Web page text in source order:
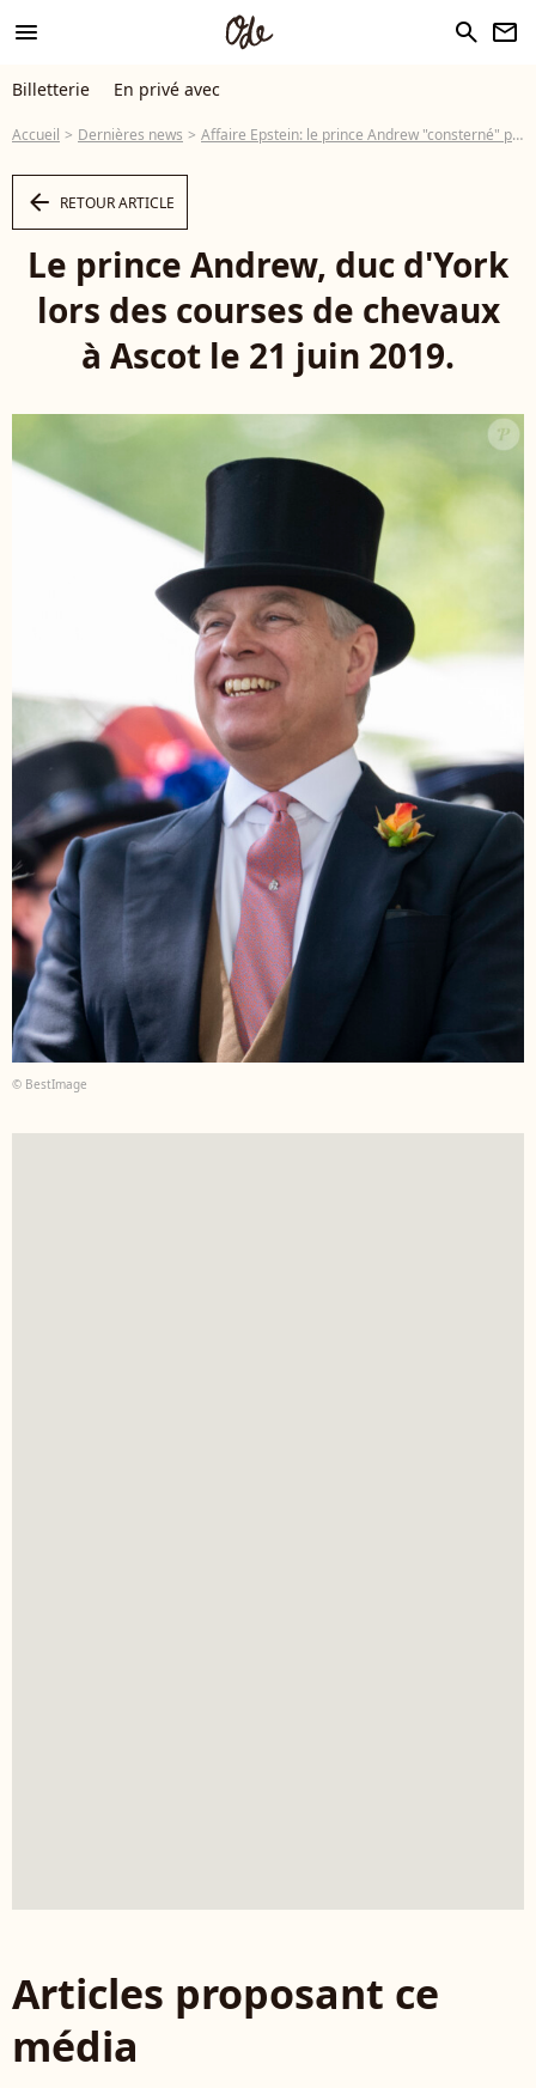
menu search newsletter
Billetterie En privé avec
Accueil Dernières news Affaire Epstein: le prince Andrew "consterné" par les accusations d'abus sexuels
arrow_left RETOUR ARTICLE
Le prince Andrew, duc d'York
lors des courses de chevaux
à Ascot le 21 juin 2019.
© BestImage
Articles proposant ce
média